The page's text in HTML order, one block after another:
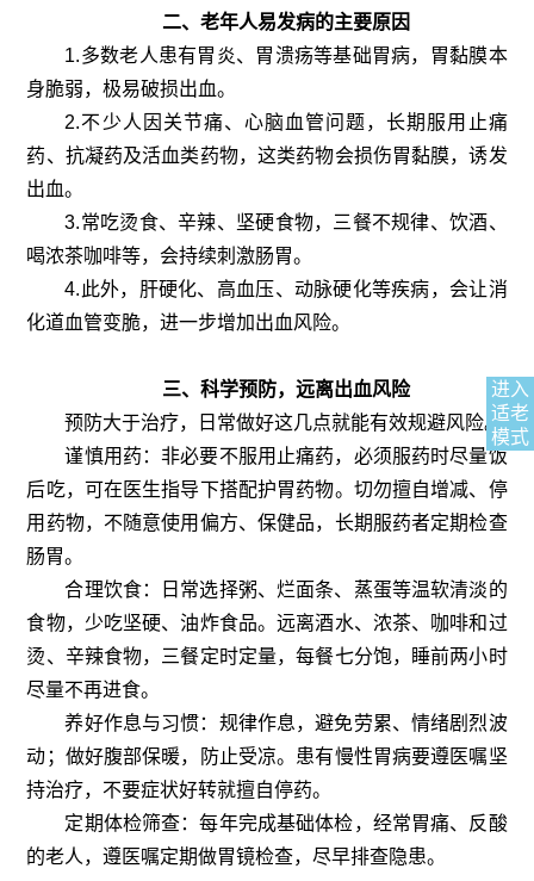
进入
适老
模式
二、老年人易发病的主要原因
1.多数老人患有胃炎、胃溃疡等基础胃病，胃黏膜本
身脆弱，极易破损出血。
2.不少人因关节痛、心脑血管问题，长期服用止痛
药、抗凝药及活血类药物，这类药物会损伤胃黏膜，诱发
出血。
3.常吃烫食、辛辣、坚硬食物，三餐不规律、饮酒、
喝浓茶咖啡等，会持续刺激肠胃。
4.此外，肝硬化、高血压、动脉硬化等疾病，会让消
化道血管变脆，进一步增加出血风险。
三、科学预防，远离出血风险
预防大于治疗，日常做好这几点就能有效规避风险。
谨慎用药：非必要不服用止痛药，必须服药时尽量饭
后吃，可在医生指导下搭配护胃药物。切勿擅自增减、停
用药物，不随意使用偏方、保健品，长期服药者定期检查
肠胃。
合理饮食：日常选择粥、烂面条、蒸蛋等温软清淡的
食物，少吃坚硬、油炸食品。远离酒水、浓茶、咖啡和过
烫、辛辣食物，三餐定时定量，每餐七分饱，睡前两小时
尽量不再进食。
养好作息与习惯：规律作息，避免劳累、情绪剧烈波
动；做好腹部保暖，防止受凉。患有慢性胃病要遵医嘱坚
持治疗，不要症状好转就擅自停药。
定期体检筛查：每年完成基础体检，经常胃痛、反酸
的老人，遵医嘱定期做胃镜检查，尽早排查隐患。